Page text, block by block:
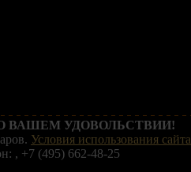
ВАШЕМ УДОВОЛЬСТВИИ!
Условия использования сайта
, +7 (495) 662-48-25